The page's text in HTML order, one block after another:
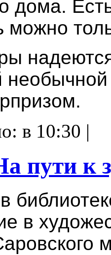
дома.
можно
в 10:30 |
пути к
в